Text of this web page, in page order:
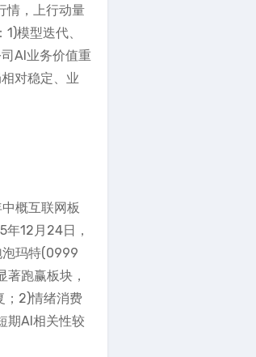
情，上行动量
模型迭代、
AI业务价值重
对稳定、业
概互联网板
12月24日，
泡玛特(0999
跑赢板块，
；2)情绪消费
期AI相关性较